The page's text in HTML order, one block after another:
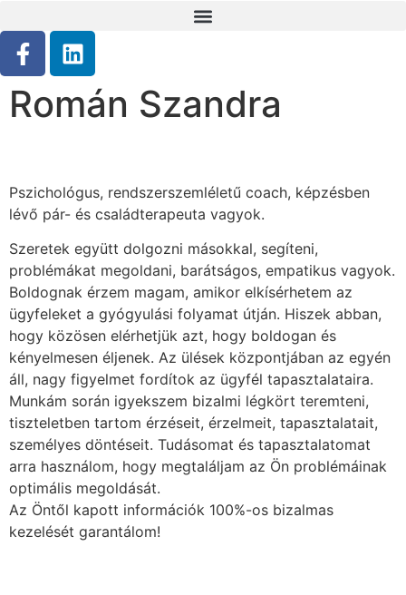
Román Szandra
Pszichológus, rendszerszemléletű coach, képzésben
lévő pár- és családterapeuta vagyok.
Szeretek együtt dolgozni másokkal, segíteni,
problémákat megoldani, barátságos, empatikus vagyok.
Boldognak érzem magam, amikor elkísérhetem az
ügyfeleket a gyógyulási folyamat útján. Hiszek abban,
hogy közösen elérhetjük azt, hogy boldogan és
kényelmesen éljenek. Az ülések központjában az egyén
áll, nagy figyelmet fordítok az ügyfél tapasztalataira.
Munkám során igyekszem bizalmi légkört teremteni,
tiszteletben tartom érzéseit, érzelmeit, tapasztalatait,
személyes döntéseit. Tudásomat és tapasztalatomat
arra használom, hogy megtaláljam az Ön problémáinak
optimális megoldását.
Az Öntől kapott információk 100%-os bizalmas
kezelését garantálom!